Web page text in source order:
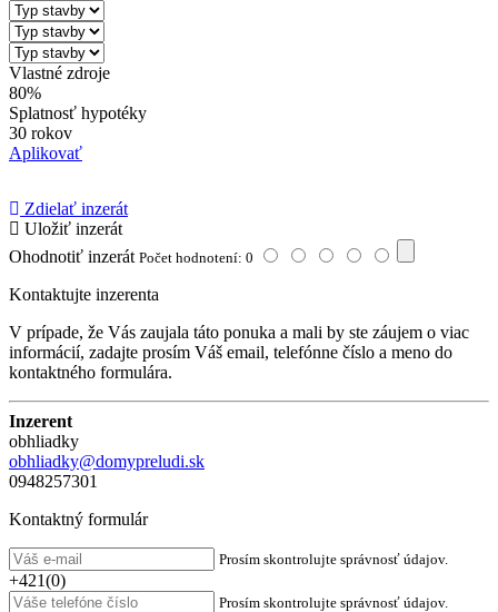
Vlastné zdroje
80%
Splatnosť hypotéky
30 rokov
Aplikovať
Zdielať inzerát
Uložiť inzerát
Ohodnotiť inzerát Počet hodnotení: 0
Kontaktujte inzerenta
V prípade, že Vás zaujala táto ponuka a mali by ste záujem o viac
informácií, zadajte prosím Váš email, telefónne číslo a meno do
kontaktného formulára.
Inzerent
obhliadky
obhliadky@domypreludi.sk
0948257301
Kontaktný formulár
Prosím skontrolujte správnosť údajov.
+421(0)
Prosím skontrolujte správnosť údajov.